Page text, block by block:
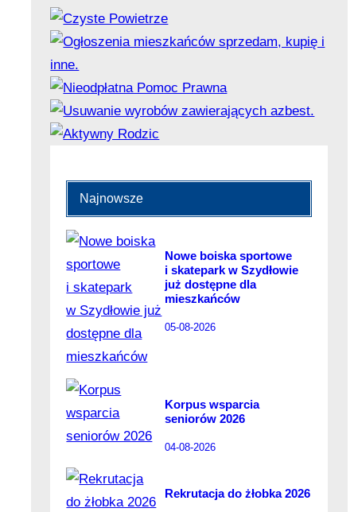
Najnowsze
Nowe boiska sportowe
i skatepark w Szydłowie
już dostępne dla
mieszkańców
05-08-2026
Korpus wsparcia
seniorów 2026
04-08-2026
Rekrutacja do żłobka 2026